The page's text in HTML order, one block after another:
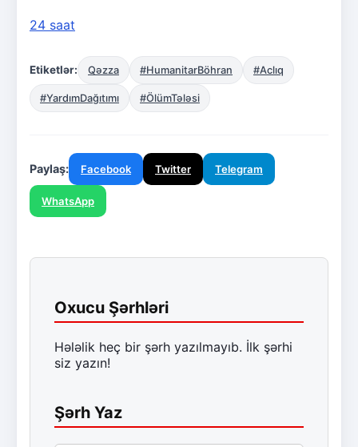
24 saat
Etiketlər: Qəzza #HumanitarBöhran #Aclıq
#YardımDağıtımı #ÖlümTələsi
Paylaş: Facebook Twitter Telegram
WhatsApp
Oxucu Şərhləri
Hələlik heç bir şərh yazılmayıb. İlk şərhi
siz yazın!
Şərh Yaz